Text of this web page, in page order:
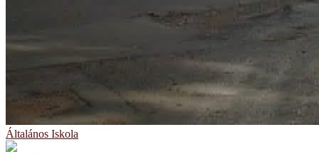
Általános Iskola